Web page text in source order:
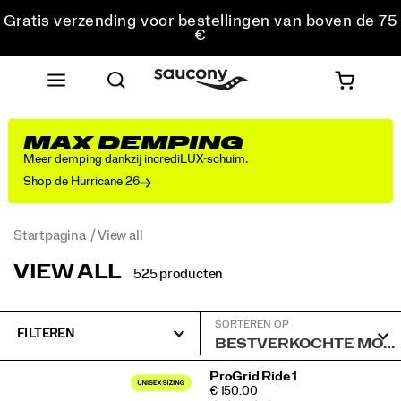
Gratis verzending voor bestellingen van boven de 75
€
Gratis retourzending voor alle bestellingen
Krijg 10% korting op je eerste bestelling
MAX DEMPING
Meer demping dankzij incrediLUX-schuim.
Shop de Hurricane 26
Startpagina View all
VIEW ALL 525 producten
FILTEREN
SORTEREN OP
ProGrid Ride 1
PRICE
€ 150.00